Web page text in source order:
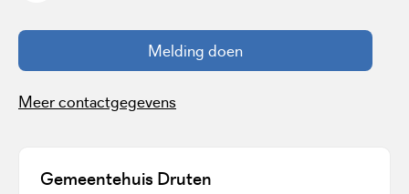
Melding doen
Meer contactgegevens
Gemeentehuis Druten